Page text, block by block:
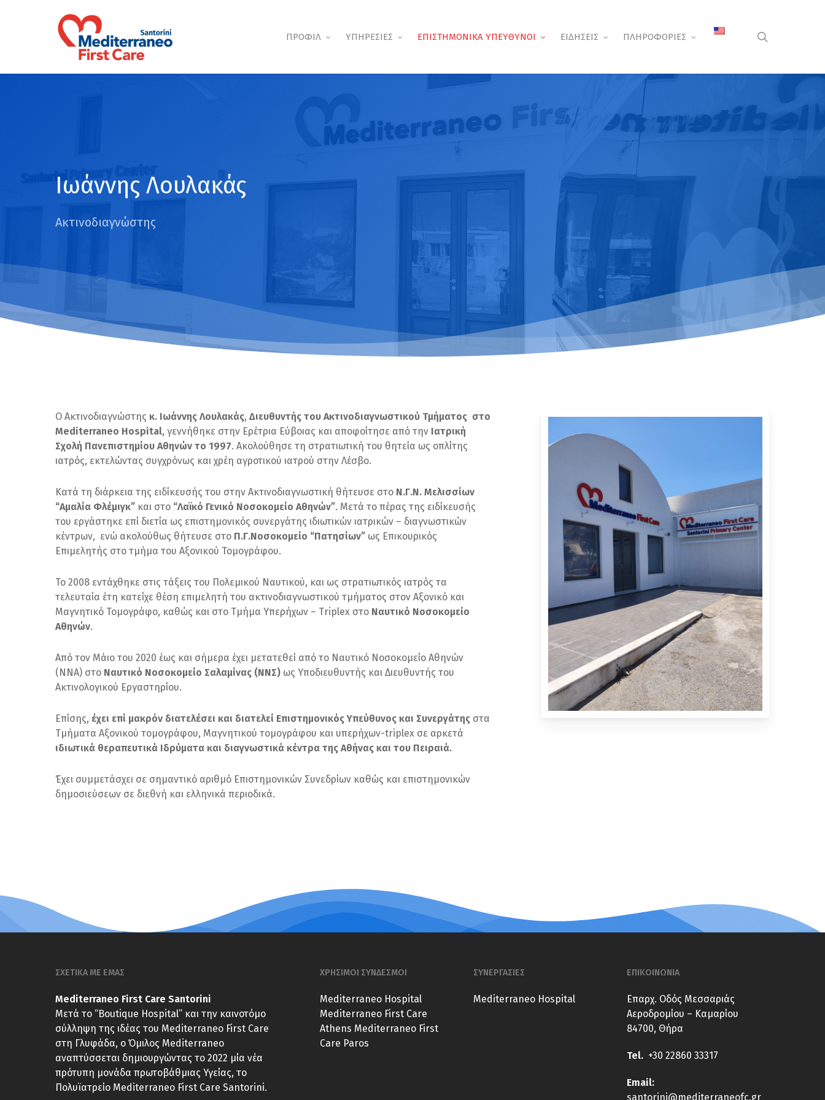
ΠΡΟΦΙΛ ΥΠΗΡΕΣΙΕΣ ΕΠΙΣΤΗΜΟΝΙΚΑ ΥΠΕΥΘΥΝΟΙ ΕΙΔΗΣΕΙΣ ΠΛΗΡΟΦΟΡΙΕΣ
Ιωάννης Λουλακάς
Ακτινοδιαγνώστης
Ο Ακτινοδιαγνώστηςκ. Ιωάννης Λουλακάς,Διευθυντής του Ακτινοδιαγνωστικού Τμήματος στο
Mediterraneo Hospital,γεννήθηκε στην Ερέτρια Εύβοιας και αποφοίτησε από την Ιατρική
Σχολή Πανεπιστημίου Αθηνών το 1997. Ακολούθησε τη στρατιωτική του θητεία ως οπλίτης
ιατρός, εκτελώντας συγχρόνως και χρέη αγροτικού ιατρού στην Λέσβο.
Κατά τη διάρκεια της ειδίκευσής του στην Ακτινοδιαγνωστική θήτευσε στο Ν.Γ.Ν. Μελισσίων
“Αμαλία Φλέμιγκ” και στο “Λαϊκό Γενικό Νοσοκομείο Αθηνών”. Μετά το πέρας της ειδίκευσής
του εργάστηκε επί διετία ως επιστημονικός συνεργάτης ιδιωτικών ιατρικών – διαγνωστικών
κέντρων, ενώ ακολούθως θήτευσε στο Π.Γ.Νοσοκομείο “Πατησίων” ως Επικουρικός
Επιμελητής στο τμήμα του Αξονικού Τομογράφου.
Το 2008 εντάχθηκε στις τάξεις του Πολεμικού Ναυτικού, και ως στρατιωτικός ιατρός τα
τελευταία έτη κατείχε θέση επιμελητή του ακτινοδιαγνωστικού τμήματος στον Αξονικό και
Μαγνητικό Τομογράφο, καθώς και στο Τμήμα Υπερήχων – Triplex στο Ναυτικό Νοσοκομείο
Αθηνών.
Από τον Μάιο του 2020 έως και σήμερα έχει μετατεθεί από το Ναυτικό Νοσοκομείο Αθηνών
(ΝΝΑ) στο Ναυτικό Νοσοκομείο Σαλαμίνας (ΝΝΣ) ως Υποδιευθυντής και Διευθυντής του
Ακτινολογικού Εργαστηρίου.
Επίσης, έχει επί μακρόν διατελέσει και διατελεί Επιστημονικός Υπεύθυνος και Συνεργάτης στα
Τμήματα Αξονικού τομογράφου, Μαγνητικού τομογράφου και υπερήχων-triplex σε αρκετά
ιδιωτικά θεραπευτικά Ιδρύματα και διαγνωστικά κέντρα της Αθήνας και του Πειραιά.
Έχει συμμετάσχει σε σημαντικό αριθμό Επιστημονικών Συνεδρίων καθώς και επιστημονικών
δημοσιεύσεων σε διεθνή και ελληνικά περιοδικά.
ΣΧΕΤΙΚΑ ΜΕ ΕΜΑΣ
Mediterraneo First Care Santorini
Μετά το “Boutique Hospital” και την καινοτόμο
σύλληψη της ιδέας του Mediterraneo First Care
στη Γλυφάδα, ο Όμιλος Mediterraneo
αναπτύσσεται δημιουργώντας το 2022 μία νέα
πρότυπη μονάδα πρωτοβάθμιας Υγείας, το
Πολυϊατρείο Mediterraneo First Care Santorini.
ΧΡΗΣΙΜΟΙ ΣΥΝΔΕΣΜΟΙ
Mediterraneo Hospital
Mediterraneo First Care
Athens Mediterraneo First
Care Paros
ΣΥΝΕΡΓΑΣΙΕΣ
Mediterraneo Hospital
ΕΠΙΚΟΙΝΩΝΙΑ
Επαρχ. Οδός Μεσσαριάς
Αεροδρομίου – Καμαρίου
84700, Θήρα
Tel. +30 22860 33317
Email:
santorini@mediterraneofc.gr